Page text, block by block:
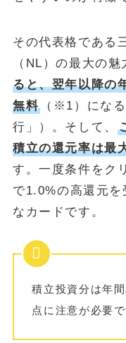
その代表格である
（NL）の最大の魅
ると、翌年以降の
無料
（※1）にな
行」）。そして、
積立の還元率は最
す。一度条件をク
で1.0%の高還元を
なカードです。
積立投資分は年
点に注意が必要で